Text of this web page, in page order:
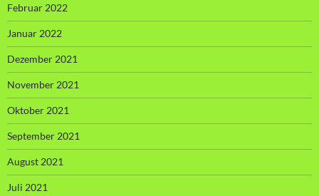
Februar 2022
Januar 2022
Dezember 2021
November 2021
Oktober 2021
September 2021
August 2021
Juli 2021